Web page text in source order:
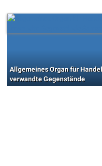
Allgemeines Organ für
verwandte Gegenstände